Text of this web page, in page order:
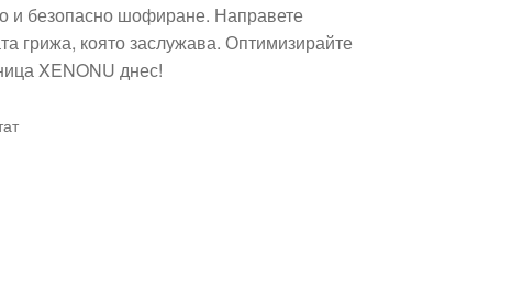
и безопасно шофиране. Направете
грижа, която заслужава. Оптимизирайте
XENONU днес!